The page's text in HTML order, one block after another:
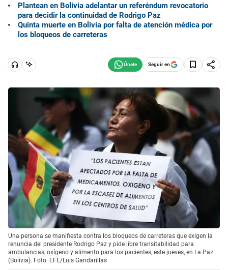
Plantean en Bolivia adelantar un referéndum revocatorio
para decidir la continuidad de Rodrigo Paz
Quinta muerte en Bolivia por falta de atención médica por
los bloqueos de carreteras
Seguir en
Una persona se manifiesta contra los bloqueos de carreteras que exigen la
renuncia del presidente Rodrigo Paz y pide libre transitabilidad para
ambulancias, oxígeno y alimento para los pacientes, este jueves, en La Paz
(Bolivia). Foto: EFE/Luis Gandarillas